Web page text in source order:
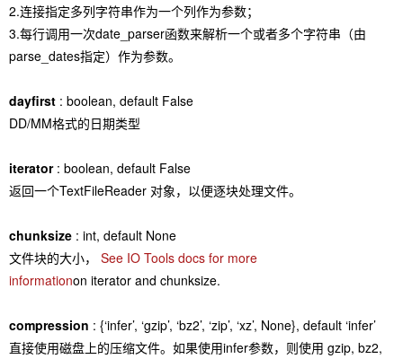
2.连接指定多列字符串作为一个列作为参数；
3.每行调用一次date_parser函数来解析一个或者多个字符串（由
parse_dates指定）作为参数。
dayfirst : boolean, default False
DD/MM格式的日期类型
iterator : boolean, default False
返回一个TextFileReader 对象，以便逐块处理文件。
chunksize : int, default None
文件块的大小， See IO Tools docs for more
informationon iterator and chunksize.
compression : {‘infer’, ‘gzip’, ‘bz2’, ‘zip’, ‘xz’, None}, default ‘infer’
直接使用磁盘上的压缩文件。如果使用infer参数，则使用 gzip, bz2,